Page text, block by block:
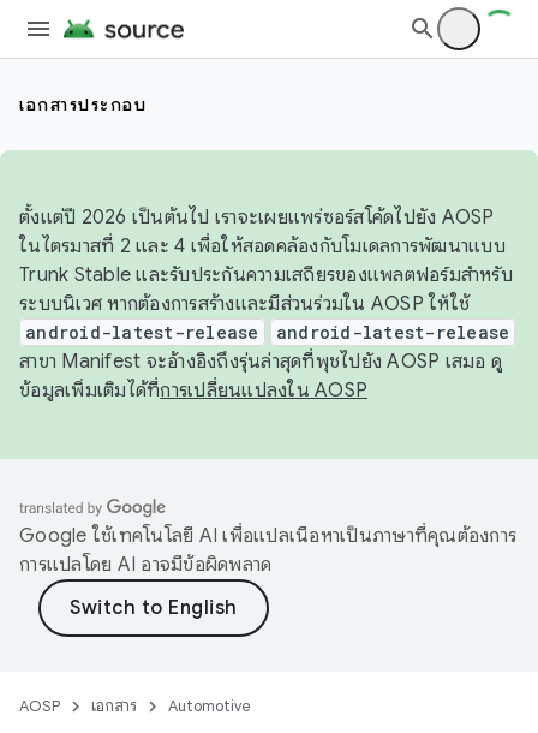
เอกสารประกอบ
ตั้งแต่ปี 2026 เป็นต้นไป เราจะเผยแพร่ซอร์สโค้ดไปยัง AOSP
ในไตรมาสที่ 2 และ 4 เพื่อให้สอดคล้องกับโมเดลการพัฒนาแบบ
Trunk Stable และรับประกันความเสถียรของแพลตฟอร์มสำหรับ
ระบบนิเวศ หากต้องการสร้างและมีส่วนร่วมใน AOSP ให้ใช้
android-latest-release android-latest-release
สาขา Manifest จะอ้างอิงถึงรุ่นล่าสุดที่พุชไปยัง AOSP เสมอ ดู
ข้อมูลเพิ่มเติมได้ที่การเปลี่ยนแปลงใน AOSP
Google ใช้เทคโนโลยี AI เพื่อแปลเนื้อหาเป็นภาษาที่คุณต้องการ
การแปลโดย AI อาจมีข้อผิดพลาด
AOSP เอกสาร Automotive